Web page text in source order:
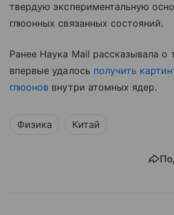
твердую экспериментальную
глюонных связанных состояний.
Ранее Наука Mail рассказывала о
впервые удалось получить
глюонов внутри атомных ядер.
Физика Китай